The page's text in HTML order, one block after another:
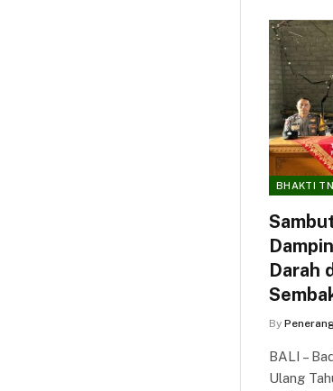
BHAKTI
Darah
By
BALI –
Ulang